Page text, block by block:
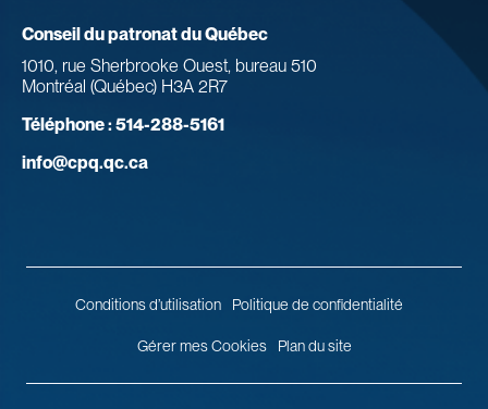
Conseil du patronat du Québec
1010, rue Sherbrooke Ouest, bureau 510
Montréal (Québec) H3A 2R7
Téléphone :514-288-5161
info@cpq.qc.ca
Conditions d’utilisation Politique de confidentialité
Gérer mes Cookies Plan du site